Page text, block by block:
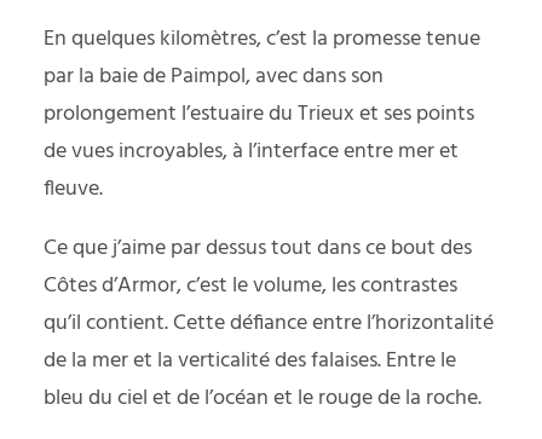
En quelques kilomètres, c’est la promesse tenue
par la baie de Paimpol, avec dans son
prolongement l’estuaire du Trieux et ses points
de vues incroyables, à l’interface entre mer et
fleuve.
Ce que j’aime par dessus tout dans ce bout des
Côtes d’Armor, c’est le volume, les contrastes
qu’il contient. Cette défiance entre l’horizontalité
de la mer et la verticalité des falaises. Entre le
bleu du ciel et de l’océan et le rouge de la roche.